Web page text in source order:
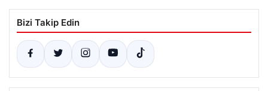
Bizi Takip Edin